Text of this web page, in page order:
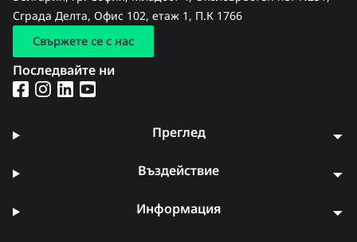
Сграда Делта, Офис 102, етаж 1, П.К 1766
Свържете се с нас
Последвайте ни
Преглед
Въздействие
Информация